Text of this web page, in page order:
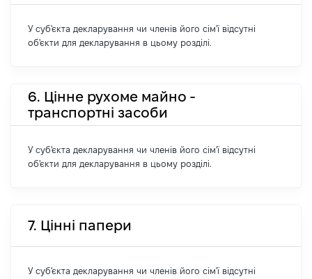
У суб'єкта декларування чи членів його сім'ї відсутні
об'єкти для декларування в цьому розділі.
6. Цінне рухоме майно -
транспортні засоби
У суб'єкта декларування чи членів його сім'ї відсутні
об'єкти для декларування в цьому розділі.
7. Цінні папери
У суб'єкта декларування чи членів його сім'ї відсутні